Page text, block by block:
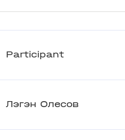
Participant
Лэгэн Олесов